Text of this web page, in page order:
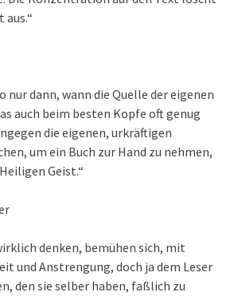
aus.“
nur dann, wann die Quelle der eigenen
auch beim besten Kopfe oft genug
die eigenen, urkräftigen
um ein Buch zur Hand zu nehmen,
Geist.“
denken, bemühen sich, mit
und Anstrengung, doch ja dem Leser
den sie selber haben, faßlich zu